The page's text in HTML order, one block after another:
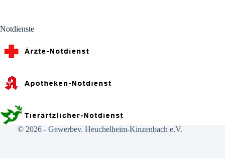
Notdienste
© 2026 -Gewerbev. Heuchelheim-Kinzenbach e.V.